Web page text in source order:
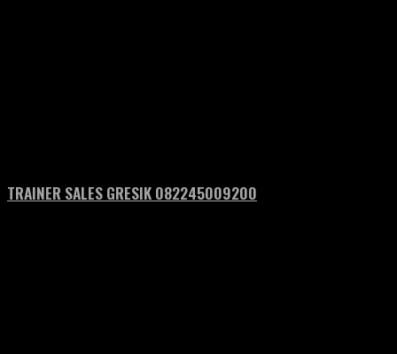
TRAINER SALES GRESIK 082245009200